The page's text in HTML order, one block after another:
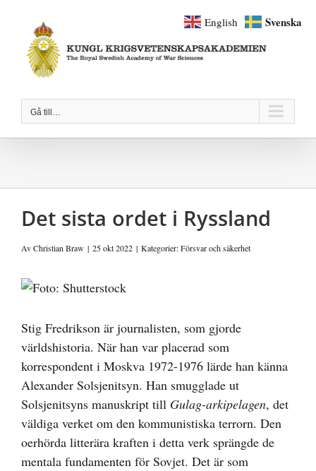
innehållet
Gå till…
Det sista ordet i Ryssland
AvChristian Braw | 25 okt 2022 | Kategorier:Försvar och säkerhet
Visa
bild
Stig Fredrikson är journalisten, som gjorde
världshistoria. När han var placerad som
korrespondent i Moskva 1972-1976 lärde han känna
Alexander Solsjenitsyn. Han smugglade ut
Solsjenitsyns manuskript till Gulag-arkipelagen, det
väldiga verket om den kommunistiska terrorn. Den
oerhörda litterära kraften i detta verk sprängde de
mentala fundamenten för Sovjet. Det är som
English Svenska